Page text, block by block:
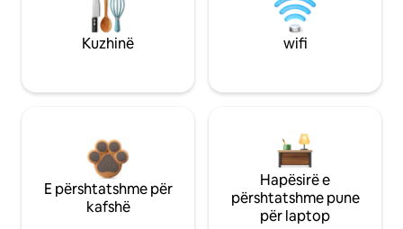
Kuzhinë wifi
E përshtatshme për
kafshë
Hapësirë e
përshtatshme pune
për laptop